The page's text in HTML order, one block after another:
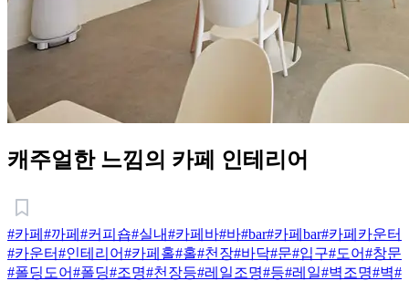
캐주얼한 느낌의 카페 인테리어
#카페 #까페 #커피숍#실내#카페바#바#bar#카페bar#카페카운터
#카운터#인테리어#카페홀#홀#천장#바닥#문#입구#도어#창문
#폴딩도어#폴딩#조명#천장등#레일조명#등#레일#벽조명#벽#